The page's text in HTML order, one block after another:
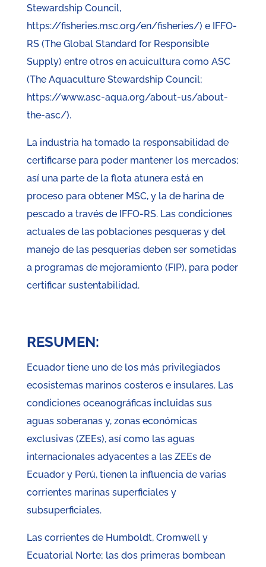
Stewardship Council,
https://fisheries.msc.org/en/fisheries/) e IFFO-
RS (The Global Standard for Responsible
Supply) entre otros en acuicultura como ASC
(The Aquaculture Stewardship Council;
https://www.asc-aqua.org/about-us/about-
the-asc/).
La industria ha tomado la responsabilidad de
certificarse para poder mantener los mercados;
así una parte de la flota atunera está en
proceso para obtener MSC, y la de harina de
pescado a través de IFFO-RS. Las condiciones
actuales de las poblaciones pesqueras y del
manejo de las pesquerías deben ser sometidas
a programas de mejoramiento (FIP), para poder
certificar sustentabilidad.
RESUMEN:
Ecuador tiene uno de los más privilegiados
ecosistemas marinos costeros e insulares. Las
condiciones oceanográficas incluidas sus
aguas soberanas y, zonas económicas
exclusivas (ZEEs), así como las aguas
internacionales adyacentes a las ZEEs de
Ecuador y Perú, tienen la influencia de varias
corrientes marinas superficiales y
subsuperficiales.
Las corrientes de Humboldt, Cromwell y
Ecuatorial Norte; las dos primeras bombean